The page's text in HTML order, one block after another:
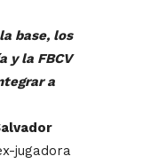
base, los
y la FBCV
a
jugadora